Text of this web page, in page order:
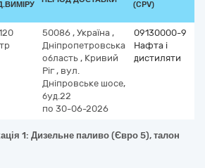
(CPV)
50086 , Україна ,
Дніпропетровська
область , Кривий
Ріг, вул.
Дніпровське шосе,
буд.22
по 30-06-2026
09130000-9
Нафта і
дистиляти
1: Дизельне паливо (Євро 5), талон